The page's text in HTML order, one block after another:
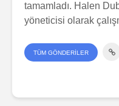
tamamladı. Halen
yöneticisi olarak
TÜM GÖNDERILER